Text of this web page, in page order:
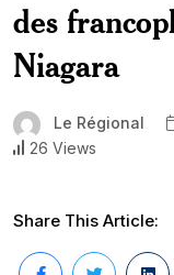
des
Niagara
Le Régional
26 Views
Share This Article: